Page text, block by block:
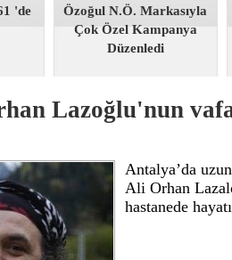
'de
Özoğul N.Ö. Markasıyla
Çok Özel Kampanya
Düzenledi
Lazoğlu'nun
​Antalya’da
Ali Orhan
hastanede